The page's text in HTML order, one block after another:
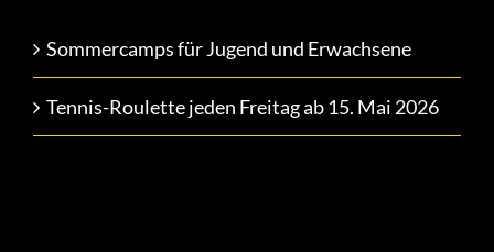
Sommercamps für Jugend und Erwachsene
Tennis-Roulette jeden Freitag ab 15. Mai 2026